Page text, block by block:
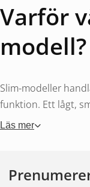
Varför
modell?
Slim-modeller
funktion. Ett lågt,
konturerna på
det dagliga arbetet.
Läs mer